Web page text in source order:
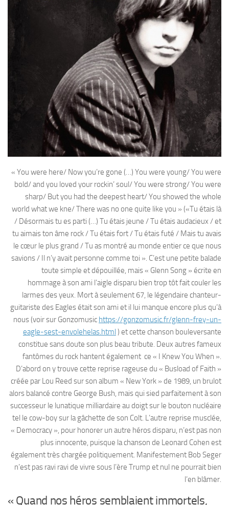
« You were here/ Now you’re gone (…) You were young/ You were
bold/ and you loved your rockin’ soul/ You were strong/ You were
sharp/ But you had the deepest heart/ You showed the whole
world what we kne/ There was no one quite like you » («Tu étais là
/ Désormais tu es parti (…) Tu étais jeune / Tu étais audacieux / et
tu aimais ton âme rock / Tu étais fort / Tu étais futé / Mais tu avais
le cœur le plus grand / Tu as montré au monde entier ce que nous
savions / Il n’y avait personne comme toi ». C’est une petite balade
toute simple et dépouillée, mais « Glenn Song » écrite en
hommage à son ami l’aigle disparu bien trop tôt fait couler les
larmes des yeux. Mort à seulement 67, le légendaire chanteur-
guitariste des Eagles était son ami et il lui manque encore plus qu’à
nous (voir sur Gonzomusic https://gonzomusic.fr/glenn-frey-un-
eagle-sest-envolehelas.html ) et cette chanson bouleversante
constitue sans doute son plus beau tribute. Deux autres fameux
fantômes du rock hantent également ce « I Knew You When ».
D’abord on y trouve cette reprise rageuse du « Busload of Faith »
créée par Lou Reed sur son album « New York » de 1989, un brulot
alors balancé contre George Bush, mais qui sied parfaitement à son
successeur le lunatique milliardaire au doigt sur le bouton nucléaire
tel le cow-boy sur la gâchette de son Colt. L’autre reprise musclée,
« Democracy », pour honorer un autre héros disparu, n’est pas non
plus innocente, puisque la chanson de Leonard Cohen est
également très chargée politiquement. Manifestement Bob Seger
n’est pas ravi ravi de vivre sous l’ère Trump et nul ne pourrait bien
l’en blâmer.
« Quand nos héros semblaient immortels,